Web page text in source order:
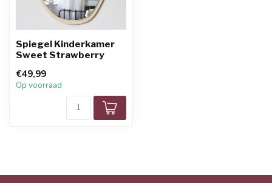
Spiegel Kinderkamer
Sweet Strawberry
€49,99
Op voorraad